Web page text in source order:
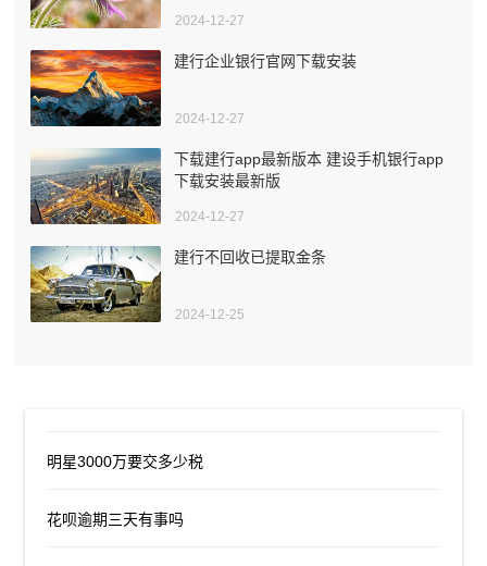
2024-12-27
建行企业银行官网下载安装
2024-12-27
下载建行app最新版本 建设手机银行app
下载安装最新版
2024-12-27
建行不回收已提取金条
2024-12-25
明星3000万要交多少税
花呗逾期三天有事吗